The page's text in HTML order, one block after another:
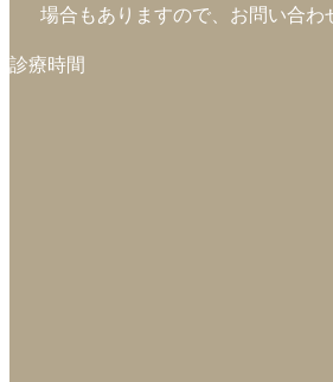
場合もありますので、お問い合わ
診療時間